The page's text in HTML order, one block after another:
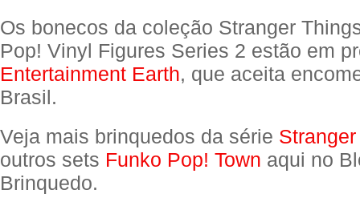
Os bonecos da coleção Stranger
Pop! Vinyl Figures Series 2 estão em
Entertainment Earth, que aceita
Brasil.
Veja mais brinquedos da série
outros sets Funko Pop! Town aqui no
Brinquedo.